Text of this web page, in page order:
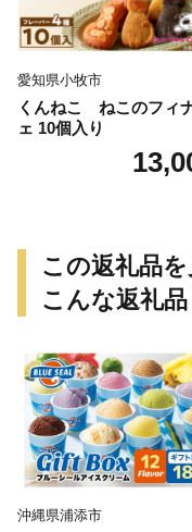
愛知県小牧市
くんねこ ねこのフィ
ェ 10個入り
この返礼品
こんな返礼
沖縄県浦添市